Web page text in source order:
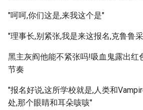
"呵呵,你们这是,来我这个是"
"理事长,别紧张,我是来这报名,克鲁鲁
黑主灰阎他能不紧张吗!吸血鬼露出红
节奏
"报名好说,这所学校就是,人类和
处,那个眼睛和耳朵咳咳"